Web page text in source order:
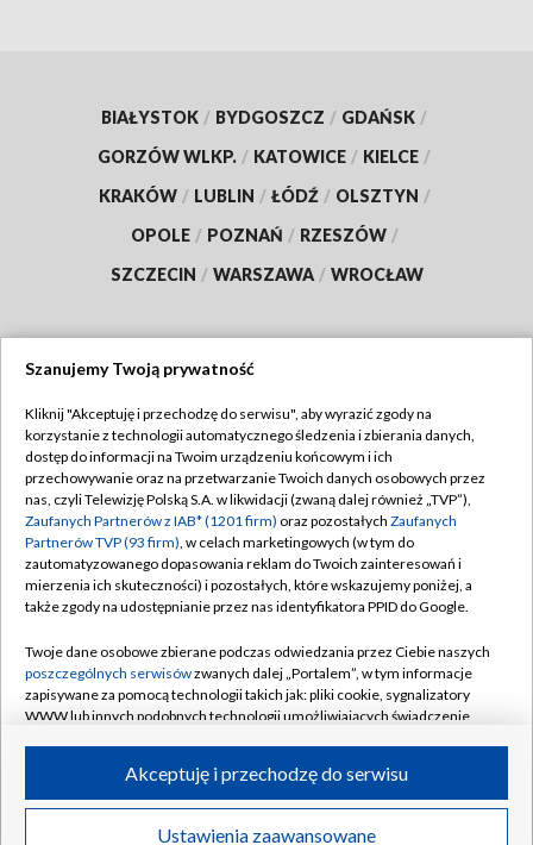
BIAŁYSTOK / BYDGOSZCZ / GDAŃSK /
GORZÓW WLKP. / KATOWICE / KIELCE /
KRAKÓW / LUBLIN / ŁÓDŹ / OLSZTYN /
OPOLE / POZNAŃ / RZESZÓW /
SZCZECIN / WARSZAWA / WROCŁAW
TVP
Abonament TVP
Emisja w TVP
Centrum informacji TVP
Naziemna Telewizja Cyfrowa
Rada Programowa
System NOS
Informacje o nadawcy
Program dla prasy
Regulamin TVP
Polityka prywatności
Moje zgody
Pomoc
Kontakt
Kanały
©2026 Telewizja Polska S.A. w likwidacji
Szanujemy Twoją prywatność
Kliknij "Akceptuję i przechodzę do serwisu", aby wyrazić zgody na
korzystanie z technologii automatycznego śledzenia i zbierania danych,
dostęp do informacji na Twoim urządzeniu końcowym i ich
przechowywanie oraz na przetwarzanie Twoich danych osobowych przez
nas, czyli Telewizję Polską S.A. w likwidacji (zwaną dalej również „TVP”),
Zaufanych Partnerów z IAB* (1201 firm) oraz pozostałych Zaufanych
Partnerów TVP (93 firm), w celach marketingowych (w tym do
zautomatyzowanego dopasowania reklam do Twoich zainteresowań i
mierzenia ich skuteczności) i pozostałych, które wskazujemy poniżej, a
także zgody na udostępnianie przez nas identyfikatora PPID do Google.
Twoje dane osobowe zbierane podczas odwiedzania przez Ciebie naszych
poszczególnych serwisówzwanych dalej „Portalem”, w tym informacje
zapisywane za pomocą technologii takich jak: pliki cookie, sygnalizatory
WWW lub innych podobnych technologii umożliwiających świadczenie
ruchu w Internecie.
Twoje dane osobowe zbierane podczas odwiedzania przez Ciebie
Ustawienia zaawansowane
Akceptuję i przechodzę do serwisu